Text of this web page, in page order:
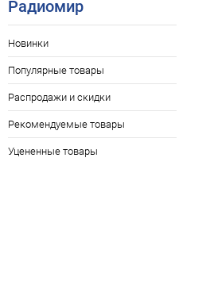
Радиомир
Новинки
Популярные товары
Распродажи и скидки
Рекомендуемые товары
Уцененные товары